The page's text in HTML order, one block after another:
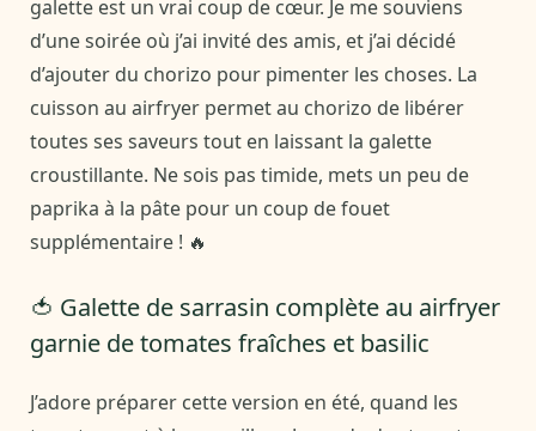
galette est un vrai coup de cœur. Je me souviens
d’une soirée où j’ai invité des amis, et j’ai décidé
d’ajouter du chorizo pour pimenter les choses. La
cuisson au airfryer permet au chorizo de libérer
toutes ses saveurs tout en laissant la galette
croustillante. Ne sois pas timide, mets un peu de
paprika à la pâte pour un coup de fouet
supplémentaire ! 🔥
🍅 Galette de sarrasin complète au airfryer
garnie de tomates fraîches et basilic
J’adore préparer cette version en été, quand les